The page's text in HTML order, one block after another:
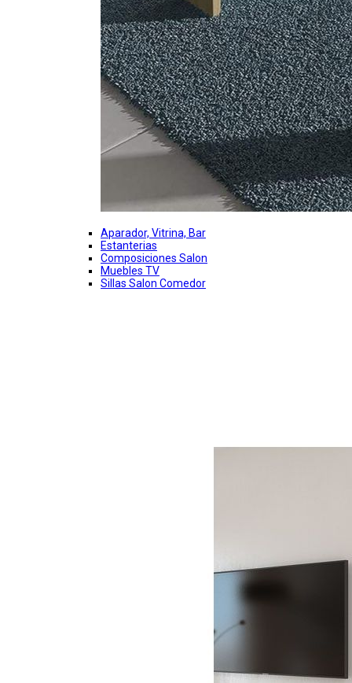
Aparador, Vitrina, Bar
Estanterias
Composiciones Salon
Muebles TV
Sillas Salon Comedor